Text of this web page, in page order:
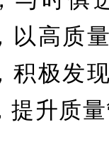
以高质
积极发
提升质